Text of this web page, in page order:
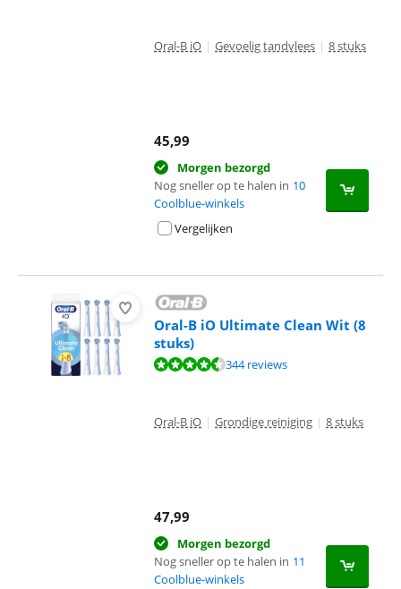
Oral-B iO | Gevoelig tandvlees | 8 stuks
45,99
Morgen bezorgd
Nog sneller op te halen in 10
Coolblue-winkels
Vergelijken
Oral-B iO Ultimate Clean Wit (8
stuks)
Beoordeling is 9,2 van de 10, gebaseerd op 344 reviews.
344 reviews
Oral-B iO | Grondige reiniging | 8 stuks
47,99
Morgen bezorgd
Nog sneller op te halen in 11
Coolblue-winkels